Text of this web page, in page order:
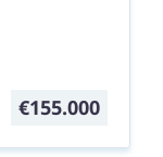
€155.000